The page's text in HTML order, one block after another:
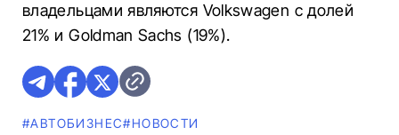
владельцами являются Volkswagen с долей
21% и Goldman Sachs (19%).
#AВТОБИЗНЕС#НОВОСТИ